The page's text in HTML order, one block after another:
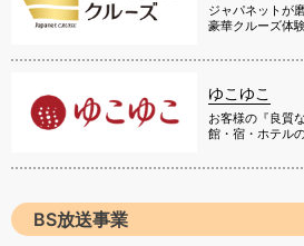
ジャパネットが
豪華クルーズ体験
ゆこゆこ
お客様の『良質
館・宿・ホテル
BS放送事業